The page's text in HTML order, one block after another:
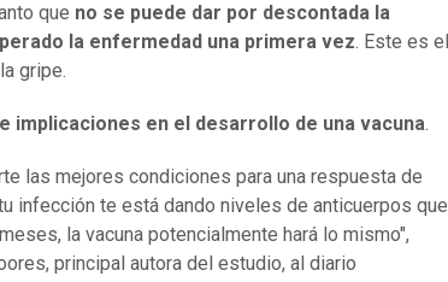
que no se puede dar por descontada la
la enfermedad una primera vez. Este es el
gripe.
implicaciones en el desarrollo de una vacuna.
las mejores condiciones para una respuesta de
infección te está dando niveles de anticuerpos que
la vacuna potencialmente hará lo mismo",
principal autora del estudio, al diario